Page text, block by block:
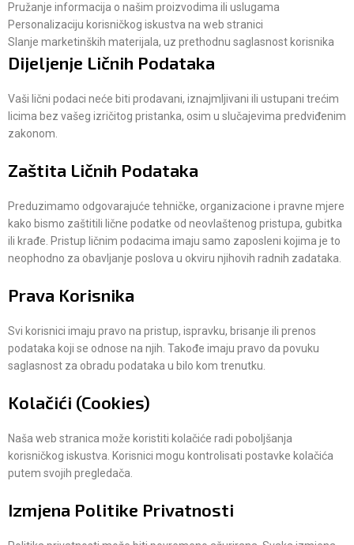
Pružanje informacija o našim proizvodima ili uslugama
Personalizaciju korisničkog iskustva na web stranici
Slanje marketinških materijala, uz prethodnu saglasnost korisnika
Dijeljenje Ličnih Podataka
Vaši lični podaci neće biti prodavani, iznajmljivani ili ustupani trećim
licima bez vašeg izričitog pristanka, osim u slučajevima predviđenim
zakonom.
Zaštita Ličnih Podataka
Preduzimamo odgovarajuće tehničke, organizacione i pravne mjere
kako bismo zaštitili lične podatke od neovlaštenog pristupa, gubitka
ili krađe. Pristup ličnim podacima imaju samo zaposleni kojima je to
neophodno za obavljanje poslova u okviru njihovih radnih zadataka.
Prava Korisnika
Svi korisnici imaju pravo na pristup, ispravku, brisanje ili prenos
podataka koji se odnose na njih. Takođe imaju pravo da povuku
saglasnost za obradu podataka u bilo kom trenutku.
Kolačići (Cookies)
Naša web stranica može koristiti kolačiće radi poboljšanja
korisničkog iskustva. Korisnici mogu kontrolisati postavke kolačića
putem svojih pregledača.
Izmjena Politike Privatnosti